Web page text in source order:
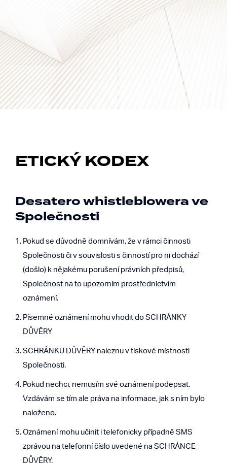
ETICKÝ KODEX
Desatero whistleblowera ve
Společnosti
Pokud se důvodně domnívám, že v rámci činnosti
Společnosti či v souvislosti s činností pro ni dochází
(došlo) k nějakému porušení právních předpisů,
Společnost na to upozorním prostřednictvím
oznámení.
Písemné oznámení mohu vhodit do SCHRÁNKY
DŮVĚRY
SCHRÁNKU DŮVĚRY naleznu v tiskové místnosti
Společnosti.
Pokud nechci, nemusím své oznámení podepsat.
Vzdávám se tím ale práva na informace, jak s ním bylo
naloženo.
Oznámení mohu učinit i telefonicky případně SMS
zprávou na telefonní číslo uvedené na SCHRÁNCE
DŮVĚRY.